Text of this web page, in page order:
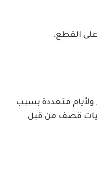
على القطع.
ولأيام متعددة بسبب
قصف من قبل